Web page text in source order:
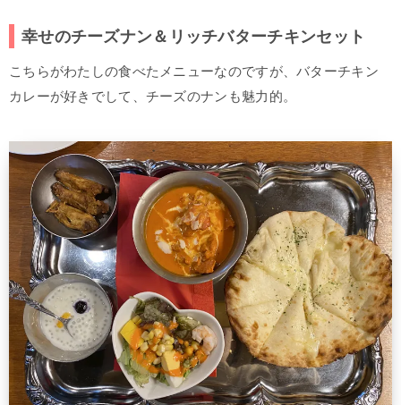
幸せのチーズナン＆リッチバターチキンセット
こちらがわたしの食べたメニューなのですが、バターチキン
カレーが好きでして、チーズのナンも魅力的。